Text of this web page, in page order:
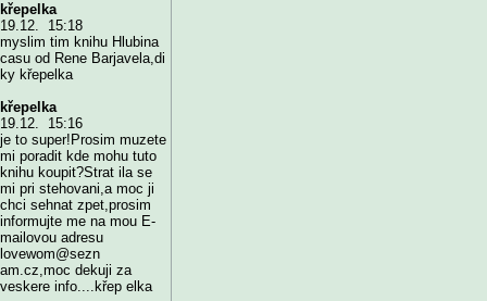
křepelka
19.12. 15:18
myslim tim knihu Hlubina
casu od Rene Barjavela,di
ky křepelka
křepelka
19.12. 15:16
je to super!Prosim muzete
mi poradit kde mohu tuto
knihu koupit?Strat ila se
mi pri stehovani,a moc ji
chci sehnat zpet,prosim
informujte me na mou E-
mailovou adresu
lovewom@sezn
am.cz,moc dekuji za
veskere info....křep elka